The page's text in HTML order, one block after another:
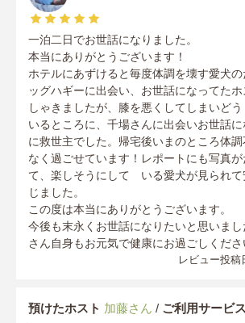
一泊二日でお世話になりました。
本当にありがとうございます！
ホテルにあずけると毎度体調を壊す愛犬
ッグハギーに出会い、お世話になってた
しゃきましたが、膝を悪くしてしまいど
いるところに、千場さんに出会いお世話
に救世主でした。帰宅後いまのところ体
なく過ごせています！レポートにも写真
て、楽しそうにして いる愛犬が見られて
じました。
この度は本当にありがとうございます。
今後も末永くお世話になりたいと思いま
さん自身もお元気で健康にお過ごしくださ
レビュー投
預けたホスト 加藤さん / ご利用サービス